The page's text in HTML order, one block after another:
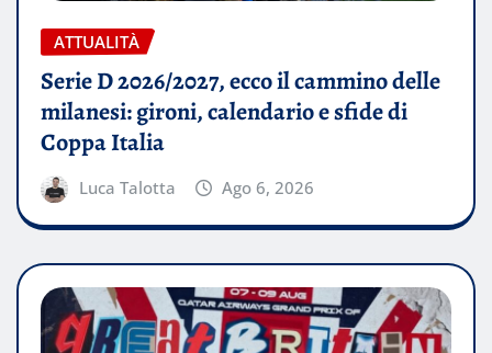
ATTUALITÀ
Serie D 2026/2027, ecco il cammino delle
milanesi: gironi, calendario e sfide di
Coppa Italia
Luca Talotta Ago 6, 2026